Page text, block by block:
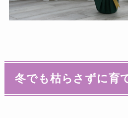
冬でも枯らさずに育